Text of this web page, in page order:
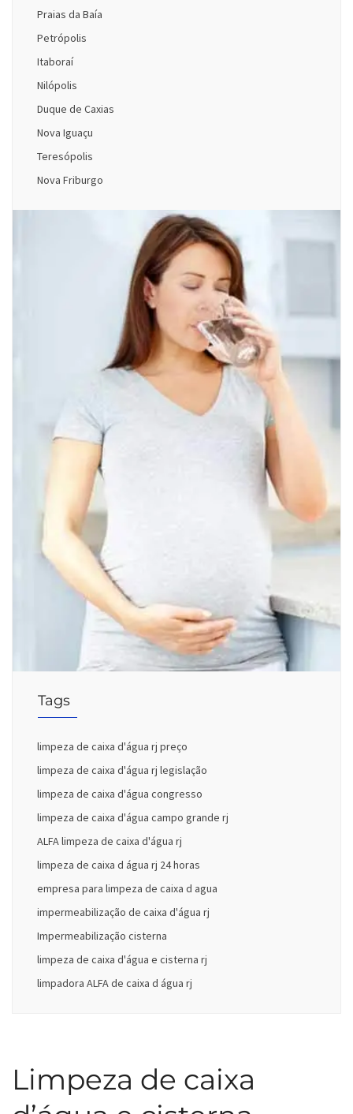
Praias da Baía
Petrópolis
Itaboraí
Nilópolis
Duque de Caxias
Nova Iguaçu
Teresópolis
Nova Friburgo
Tags
limpeza de caixa d'água rj preço
limpeza de caixa d'água rj legislação
limpeza de caixa d'água congresso
limpeza de caixa d'água campo grande rj
ALFA limpeza de caixa d'água rj
limpeza de caixa d água rj 24 horas
empresa para limpeza de caixa d agua
impermeabilização de caixa d'água rj
Impermeabilização cisterna
limpeza de caixa d'água e cisterna rj
limpadora ALFA de caixa d água rj
Limpeza de caixa